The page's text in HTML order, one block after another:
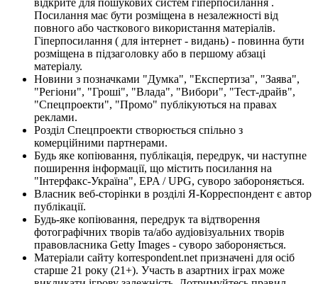
Посилання має бути розміщена в незалежності від
повного або часткового використання матеріалів.
Гіперпосилання ( для інтернет - видань) - повинна бути
розміщена в підзаголовку або в першому абзаці
матеріалу.
Новини з позначками "Думка", "Експертиза", "Заява",
"Регіони", "Гроші", "Влада", "Вибори", "Тест-драйв",
"Спецпроекти", "Промо" публікуються на правах
реклами.
Розділ Спецпроекти створюється спільно з
комерційними партнерами.
Будь яке копіювання, публікація, передрук, чи наступне
поширення інформації, що містить посилання на
"Інтерфакс-Україна", EPA / UPG, суворо забороняється.
Власник веб-сторінки в розділі Я-Корреспондент є автор
публікації.
Будь-яке копіювання, передрук та відтворення
фотографічних творів та/або аудіовізуальних творів
правовласника Getty Images - суворо забороняється.
Матеріали сайту korrespondent.net призначені для осіб
старше 21 року (21+). Участь в азартних іграх може